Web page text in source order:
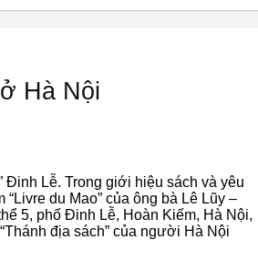
Hà Nội
Đinh Lễ. Trong giới hiệu sách và yêu
du Mao” của ông bà Lê Lũy –
5, phố Đinh Lễ, Hoàn Kiếm, Hà Nội,
địa sách” của người Hà Nội